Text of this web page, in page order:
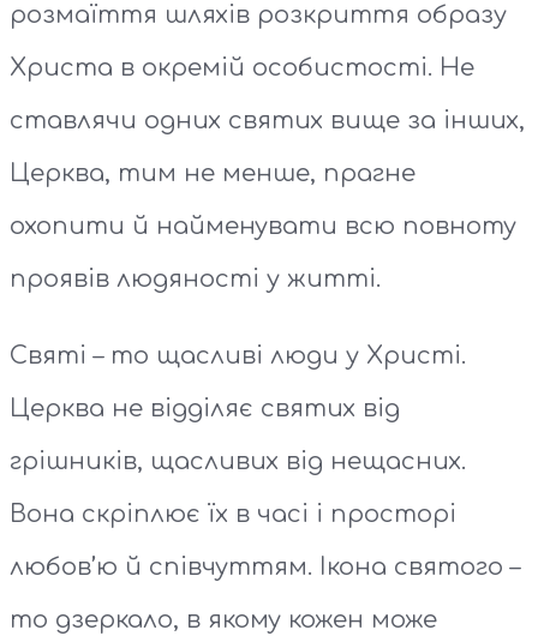
розмаїття шляхів розкриття образу
Христа в окремій особистості. Не
ставлячи одних святих вище за інших,
Церква, тим не менше, прагне
охопити й найменувати всю повноту
проявів людяності у житті.
Святі – то щасливі люди у Христі.
Церква не відділяє святих від
грішників, щасливих від нещасних.
Вона скріплює їх в часі і просторі
любов’ю й співчуттям. Ікона святого –
то дзеркало, в якому кожен може